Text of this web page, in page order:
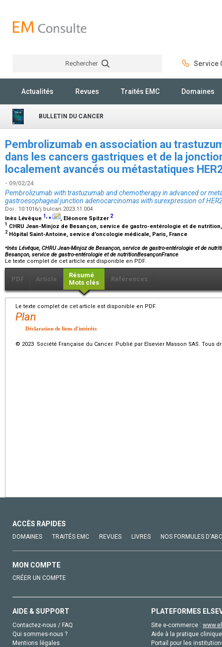
Rechercher Service
Actualités Revues Traités EMC Domaines
BULLETIN DU CANCER
Pembrolizumab en association au
dans les cancers gastriques et de la
localement avancés ou métastatiques
- 09/02/24
Pembrolizumab with trastuzumab and chemotherapy in advanced or
gastroesophageal junction adenocarcinomas with surexpression of
Doi : 10.1016/j.bulcan.2023.11.004
Inès Lévêque 1,⁎ , Eléonore Spitzer 2
1 CHRU Jean-Minjoz de Besançon, service de gastro-entérologie et de
2 Hôpital Saint-Antoine, service d’oncologie médicale, Paris, France
⁎Inès Lévêque, CHRU Jean-Minjoz de Besançon, service de gastro-entérologie et de
Besançon, service de gastro-entérologie et de nutritionBesançonFrance
Le texte complet de cet article est disponible en PDF.
PDF Article
Résumé
Mots clés
Références
Le texte complet de cet article est disponible en PDF.
Plan
Déclaration de liens d’intérêts
© 2023 Société Française du Cancer. Publié par Elsevier Masson SAS. Tous
ACCÈS RAPIDES
DOMAINES TRAITÉS EMC REVUES LIVRES NOS FORMULES
MON COMPTE
CRÉER UN COMPTE
AIDE & SUPPORT
Contactez-nous / FAQ
Qui sommes-nous ?
Mentions légales
PLATEFORMES
Site e-commerce :
Aide à la pratique
Portail pour les